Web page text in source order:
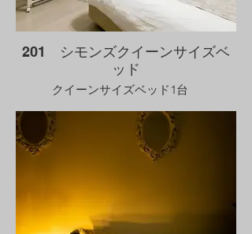
201 シモンズクイーンサイズベ
ッド
クイーンサイズベッド1台
オーディオ テレビ